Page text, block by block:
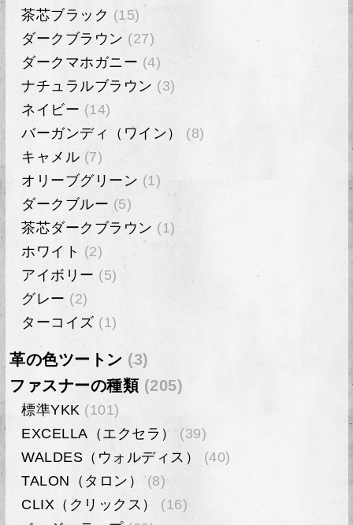
茶芯ブラック (15)
ダークブラウン (27)
ダークマホガニー (4)
ナチュラルブラウン (3)
ネイビー (14)
バーガンディ（ワイン）
(8)
キャメル (7)
オリーブグリーン (1)
ダークブルー (5)
茶芯ダークブラウン (1)
ホワイト (2)
アイボリー (5)
グレー (2)
ターコイズ (1)
革の色ツートン (3)
ファスナーの種類(205)
標準YKK (101)
EXCELLA（エクセラ）(39)
WALDES（ウォルディス）
(40)
TALON（タロン） (8)
CLIX（クリックス）
(16)